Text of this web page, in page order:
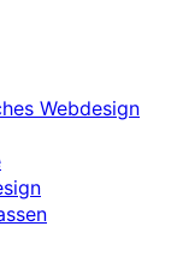
Webdesign